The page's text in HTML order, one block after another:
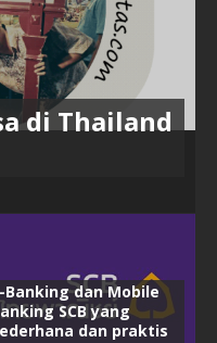
di Thailand
Banking dan Mobile
SCB yang
dan praktis